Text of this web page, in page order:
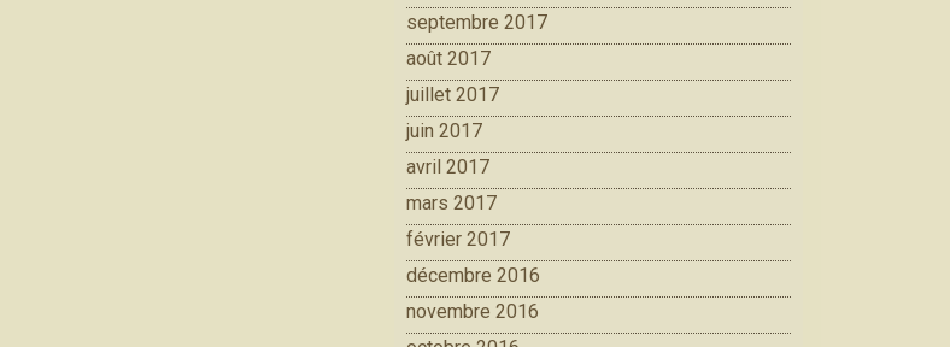
septembre 2017
août 2017
juillet 2017
juin 2017
avril 2017
mars 2017
février 2017
décembre 2016
novembre 2016